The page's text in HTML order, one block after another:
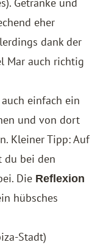
eher
dank der
Mar auch richtig
einfach ein
und von dort
Kleiner Tipp: Auf
du bei den
Die Reflexion
hübsches
Stadt)